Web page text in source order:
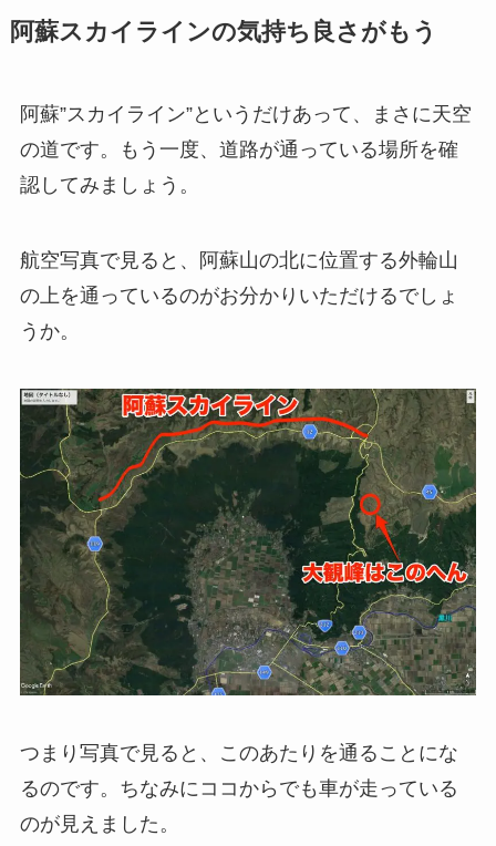
阿蘇スカイラインの気持ち良さがもう
阿蘇”スカイライン”というだけあって、まさに天空
の道です。もう一度、道路が通っている場所を確
認してみましょう。
航空写真で見ると、阿蘇山の北に位置する外輪山
の上を通っているのがお分かりいただけるでしょ
うか。
つまり写真で見ると、このあたりを通ることにな
るのです。ちなみにココからでも車が走っている
のが見えました。